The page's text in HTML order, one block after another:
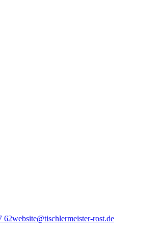
62website@tischlermeister-rost.de